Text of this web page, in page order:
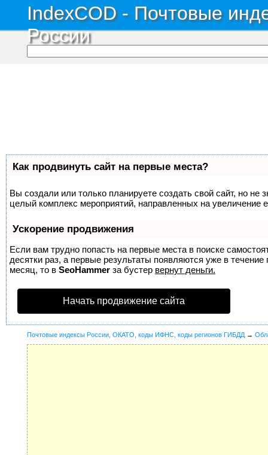
IndexCOD - Почтовые
России
Как продвинуть сайт на первые места?
Вы создали или только планируете создать свой сайт, но не
целый комплекс мероприятий, направленных на увеличение
Ускорение продвижения
Если вам трудно попасть на первые места в поиске
десятки раз, а первые результаты появляются уже в
месяц, то в SeoHammer за бустер вернут деньги.
Начать продвижение сайта
Почтовые индексы России, ОКАТО, коды ИФНС, коды регионов ГИБДД →